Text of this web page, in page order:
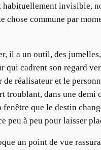
invisible,
commune par
il a un outil, des
qui cadrent son regard
réalisateur et le
dans une
que le destin
à peu pour laisser
un point de vue